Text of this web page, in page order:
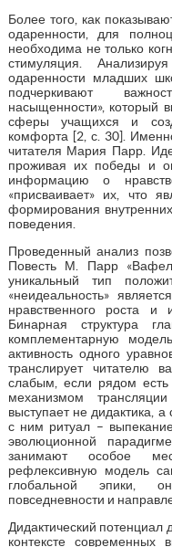
Более того, как
одаренности, для
необходима не только
стимуляция.
одаренности младших
подчеркивают
насыщенности», который
сферы учащихся и
комфорта [2, с. 30].
читателя Мария Парр.
проживая их победы и
информацию о
«присваивает» их, что
формирования
поведения.
Проведенный анализ
Повесть М. Парр
уникальный тип
«неидеальность»
нравственного роста и
Бинарная структура
комплементарную
активность одного
транслирует читателю
слабым, если рядом есть
механизмом
выступает не дидактика,
с ним ритуал –
эволюционной
занимают особое
рефлексивную модель
глобальной эпики,
повседневности и
Дидактический потенциал
контексте современных